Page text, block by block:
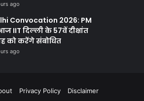
ago
Convocation 2026: PM
IIT दिल्ली के 57वें दीक्षांत
को करेंगे संबोधित
ago
Privacy Policy Disclaimer